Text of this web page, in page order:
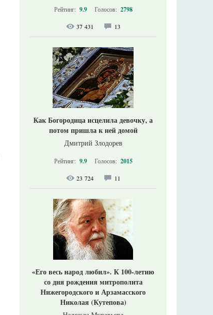
Рейтинг: 9.9 Голосов: 2798
37 431 13
Как Богородица исцелила девочку, а
потом пришла к ней домой
Дмитрий Злодорев
Рейтинг: 9.9 Голосов: 2015
23 724 11
«Его весь народ любил». К 100-летию
со дня рождения митрополита
Нижегородского и Арзамасского
Николая (Кутепова)